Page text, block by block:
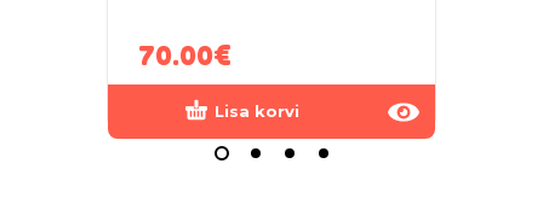
70.00€
Lisa korvi